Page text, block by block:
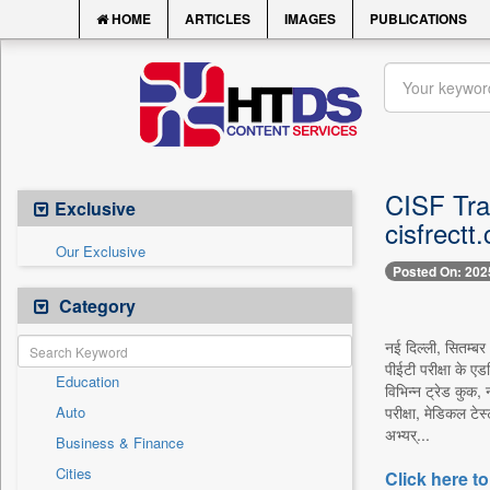
HOME ARTICLES IMAGES PUBLICATIONS
Exclusive
Our Exclusive
Category
Education
Auto
Business & Finance
Cities
CISF
Posted On:
नई दिल्ली,
पीईटी परीक्षा के
विभिन्न ट्रेड कुक,
परीक्षा, मेडिकल
अभ्यर्...
Click here